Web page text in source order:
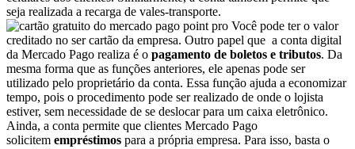
seja realizada a recarga de vales-transporte.
Você pode ter o valor
creditado no ser cartão da empresa. Outro papel que a conta digital
da Mercado Pago realiza é o pagamento de boletos e tributos. Da
mesma forma que as funções anteriores, ele apenas pode ser
utilizado pelo proprietário da conta. Essa função ajuda a economizar
tempo, pois o procedimento pode ser realizado de onde o lojista
estiver, sem necessidade de se deslocar para um caixa eletrônico.
Ainda, a conta permite que clientes Mercado Pago
solicitem empréstimos para a própria empresa. Para isso, basta o